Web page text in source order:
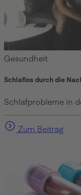
Gesundheit
Schlaflos durch die
Schlafprobleme in
Zum Beitrag